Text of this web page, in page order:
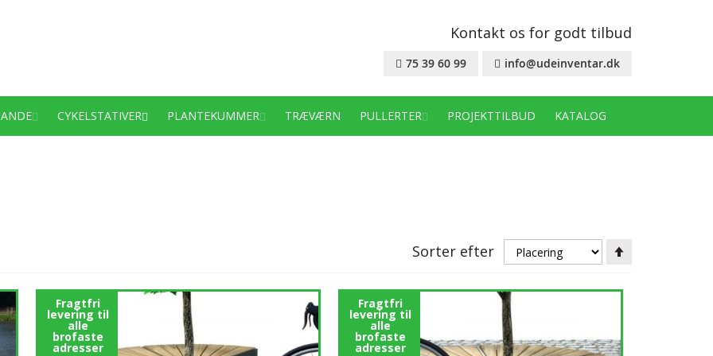
Kontakt os for godt tilbud
75 39 60 99 info@udeinventar.dk
CYKELSTATIVER PLANTEKUMMER TRÆVÆRN PULLERTER PROJEKTTILBUD KATALOG
Sorter efter
Fragtfri
levering til
alle
brofaste
adresser
Fragtfri
levering til
alle
brofaste
adresser